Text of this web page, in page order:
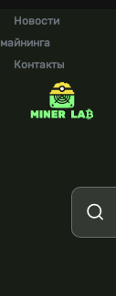
Новости
майнинга
Контакты